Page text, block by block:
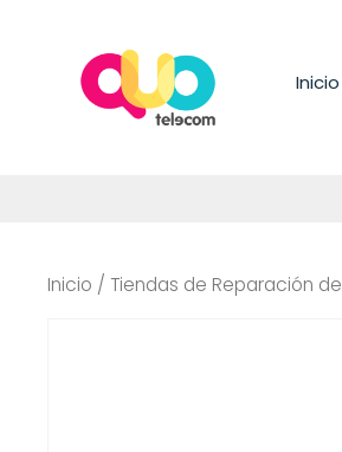
contenido
Inicio
Inicio / Tiendas de Reparación